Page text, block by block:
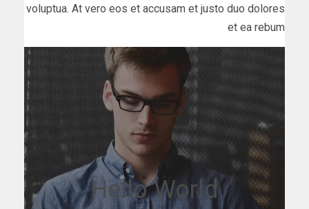
voluptua. At vero eos et accusam et justo duo dolores
et ea rebum
Hello World